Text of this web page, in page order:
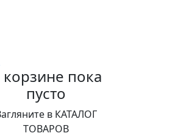
корзине пока
пусто
в КАТАЛОГ
ТОВАРОВ